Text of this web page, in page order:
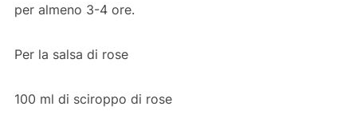
per almeno 3-4 ore.
Per la salsa di rose
100 ml di sciroppo di rose